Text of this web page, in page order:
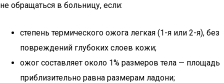
не обращаться в больницу, если:
степень термического ожога легкая (1-я или 2-я), без
повреждений глубоких слоев кожи;
ожог составляет около 1% размеров тела — площадь
приблизительно равна размерам ладони;